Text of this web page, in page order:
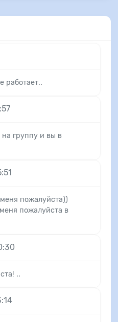
работает..
группу и вы в
пожалуйста))
пожалуйста в
..